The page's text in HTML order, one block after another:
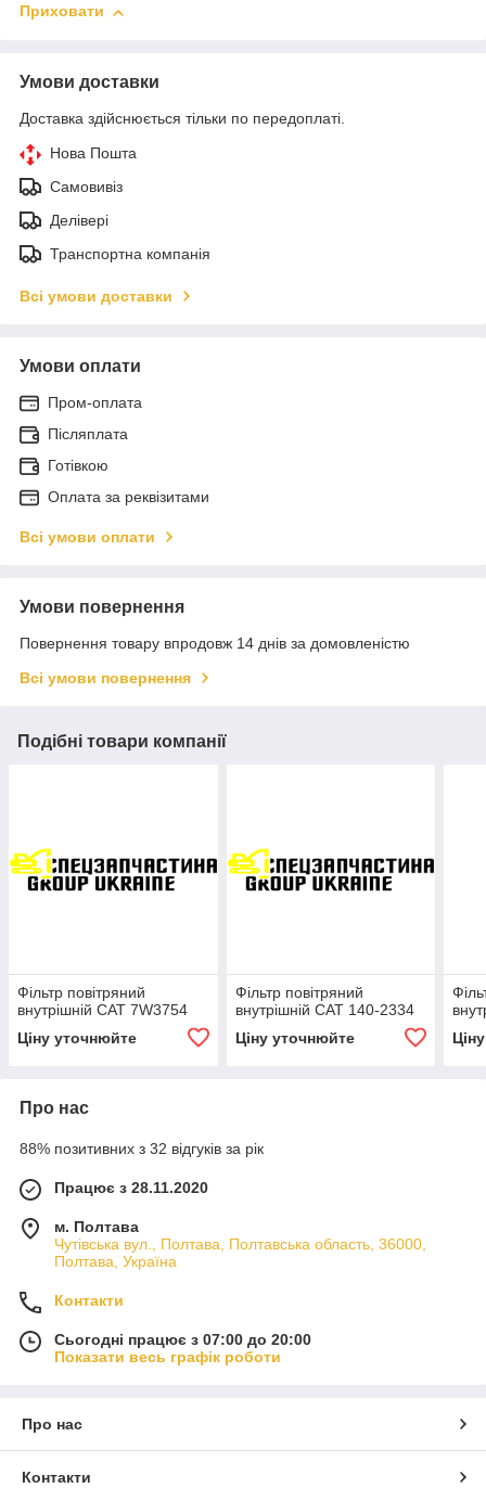
Приховати
Умови доставки
Доставка здійснюється тільки по передоплаті.
Нова Пошта
Самовивіз
Делівері
Транспортна компанія
Всі умови доставки
Умови оплати
Пром-оплата
Післяплата
Готівкою
Оплата за реквізитами
Всі умови оплати
Умови повернення
Повернення товару впродовж 14 днів за домовленістю
Всі умови повернення
Подібні товари компанії
Фільтр повітряний
внутрішній CAT 7W3754
Ціну уточнюйте
Фільтр повітряний
внутрішній CAT 140-2334
Ціну уточнюйте
Про нас
88% позитивних з 32 відгуків за рік
Працює з 28.11.2020
м. Полтава
Чутівська вул., Полтава, Полтавська область, 36000,
Полтава, Україна
Контакти
Сьогодні працює з 07:00 до 20:00
Показати весь графік роботи
Про нас
Контакти